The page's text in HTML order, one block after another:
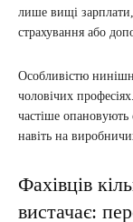
лише вищі
страхування або
Особливістю
чоловічих
частіше опановують
навіть на
Фахівців
вистачає: